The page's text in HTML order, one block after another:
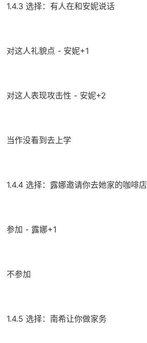
1.4.3 选择：有人在和安妮说话
对这人礼貌点 - 安妮+1
对这人表现攻击性 - 安妮+2
当作没看到去上学
1.4.4 选择：露娜邀请你去她家的咖啡店
参加 - 露娜+1
不参加
1.4.5 选择：南希让你做家务